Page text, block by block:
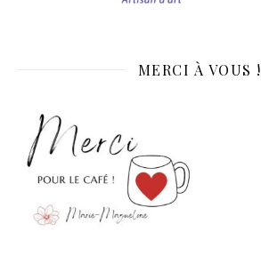
MERCI À VOUS !